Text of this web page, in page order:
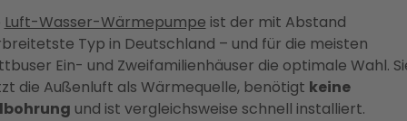
Luft-Wasser-Wärmepumpe ist der mit Abstand
Typ in Deutschland – und für die meisten
Ein- und Zweifamilienhäuser die optimale Wahl.
die Außenluft als Wärmequelle, benötigt keine
und ist vergleichsweise schnell installiert.